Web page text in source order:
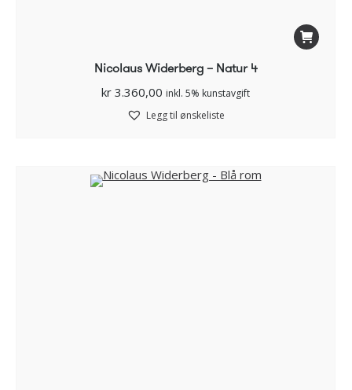
Nicolaus Widerberg – Natur 4
kr 3.360,00 inkl. 5% kunstavgift
Legg til ønskeliste